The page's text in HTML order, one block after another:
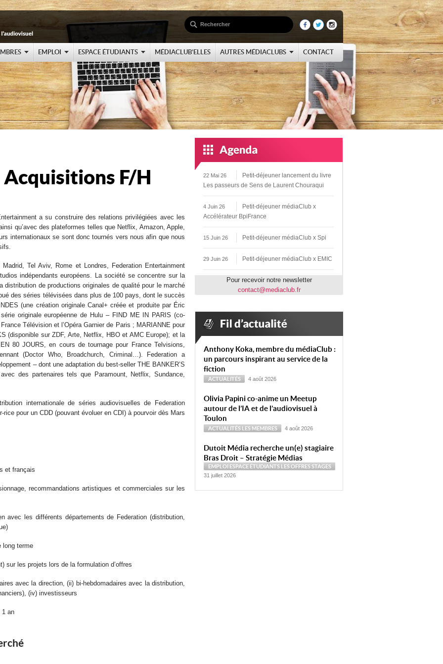
EMPLOI ESPACE ÉTUDIANTS MÉDIACLUB’ELLES AUTRES MÉDIACLUBS CONTACT
F/H
a su construire des relations privilégiées avec les
qu’avec des plateformes telles que Netflix, Amazon, Apple,
internationaux se sont donc tournés vers nous afin que nous
Tel Aviv, Rome et Londres, Federation Entertainment
indépendants européens. La société se concentre sur la
distribution de productions originales de qualité pour le marché
des séries télévisées dans plus de 100 pays, dont le succès
(une création originale Canal+ créée et produite par Éric
originale européenne de Hulu – FIND ME IN PARIS (co-
Télévision et l’Opéra Garnier de Paris ; MARIANNE pour
(disponible sur ZDF, Arte, Netflix, HBO et AMC Europe); et la
80 JOURS, en cours de tournage pour France Telvisions,
(Doctor Who, Broadchurch, Criminal…). Federation a
– dont une adaptation du best-seller THE BANKER’S
des partenaires tels que Paramount, Netflix, Sundance,
internationale de séries audiovisuelles de Federation
pour un CDD (pouvant évoluer en CDI) à pourvoir dès Mars
et français
recommandations artistiques et commerciales sur les
avec les différents départements de Federation (distribution,
long terme
sur les projets lors de la formulation d’offres
avec la direction, (ii) bi-hebdomadaires avec la distribution,
(iv) investisseurs
1 an
22 Mai 26
Petit-déjeuner lancement du livre
Les passeurs de Sens de Laurent Chouraqui
4 Juin 26
Petit-déjeuner médiaClub x
Accélérateur BpiFrance
15 Juin 26 Petit-déjeuner médiaClub x Spi
29 Juin 26 Petit-déjeuner médiaClub x EMIC
Pour recevoir notre newsletter
contact@mediaclub.fr
Anthony Koka, membre du médiaClub :
un parcours inspirant au service de la
fiction
ACTUALITÉS 4 août 2026
Olivia Papini co-anime un Meetup
autour de l’IA et de l’audiovisuel à
Toulon
ACTUALITÉS LES MEMBRES 4 août 2026
Dutoit Média recherche un(e) stagiaire
Bras Droit – Stratégie Médias
EMPLOI ESPACE ÉTUDIANTS LES OFFRESSTAGES
31 juillet 2026